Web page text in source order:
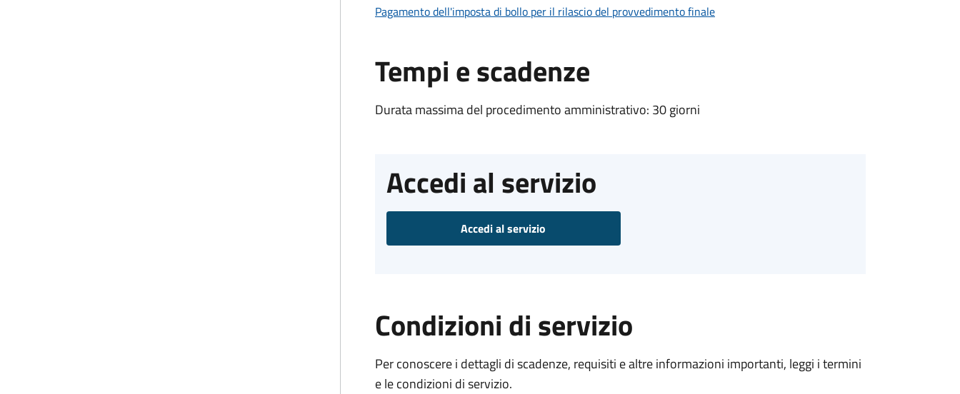
Pagamento dell'imposta di bollo per il rilascio del provvedimento finale
Tempi e scadenze
Durata massima del procedimento amministrativo: 30 giorni
Accedi al servizio
Accedi al servizio
Condizioni di servizio
Per conoscere i dettagli di scadenze, requisiti e altre informazioni importanti, leggi i termini
e le condizioni di servizio.